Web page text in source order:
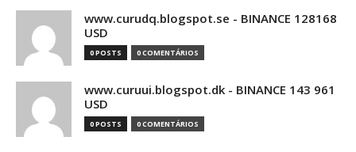
www.curudq.blogspot.se - BINANCE 128168
USD
0 POSTS 0 COMENTÁRIOS
www.curuui.blogspot.dk - BINANCE 143 961
USD
0 POSTS 0 COMENTÁRIOS